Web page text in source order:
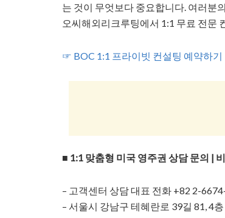
는 것이 무엇보다 중요합니다. 여러분
오씨해외리크루팅에서 1:1 무료 전문
☞ BOC 1:1 프라이빗 컨설팅 예약하기
■ 1:1 맞춤형 미국 영주권 상담 문의 |
– 고객센터 상담 대표 전화 +82 2-
– 서울시 강남구 테혜란로 39길 81, 4